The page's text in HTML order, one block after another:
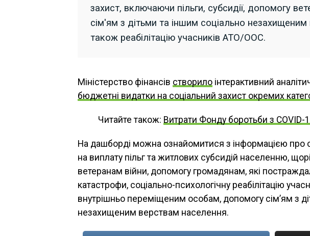
захист, включаючи пільги, субсидії, допомогу
сім'ям з дітьми та іншим соціально незахищеним
також реабілітацію учасників АТО/ООС.
Міністерство фінансів створило інтерактивний
бюджетні видатки на соціальний захист окремих
Читайте також: Витрати Фонду боротьби з
На дашборді можна ознайомитися з інформацією
на виплату пільг та житлових субсидій населенню,
ветеранам війни, допомогу громадянам, які
катастрофи, соціально-психологічну реабілітацію
внутрішньо переміщеним особам, допомогу сім’ям з
незахищеним верствам населення.